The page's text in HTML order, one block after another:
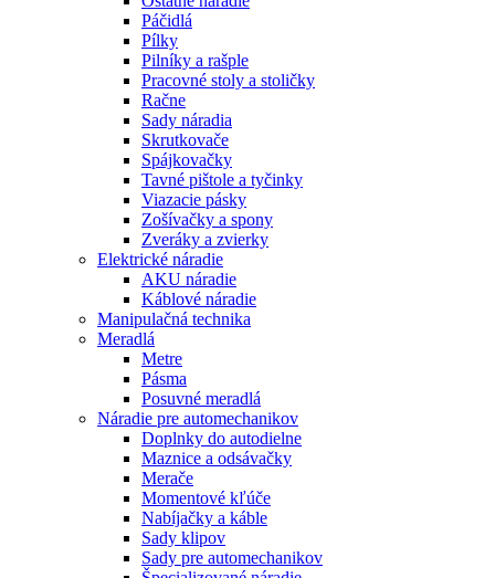
Páčidlá
Pílky
Pilníky a rašple
Pracovné stoly a stoličky
Račne
Sady náradia
Skrutkovače
Spájkovačky
Tavné pištole a tyčinky
Viazacie pásky
Zošívačky a spony
Zveráky a zvierky
Elektrické náradie
AKU náradie
Káblové náradie
Manipulačná technika
Meradlá
Metre
Pásma
Posuvné meradlá
Náradie pre automechanikov
Doplnky do autodielne
Maznice a odsávačky
Merače
Momentové kľúče
Nabíjačky a káble
Sady klipov
Sady pre automechanikov